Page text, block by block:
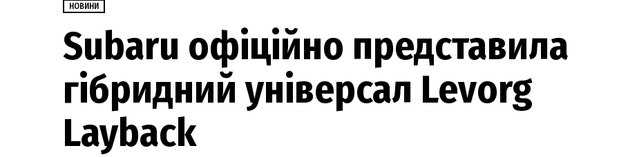
НОВИНИ
Subaru офіційно представила
гібридний універсал Levorg
Layback